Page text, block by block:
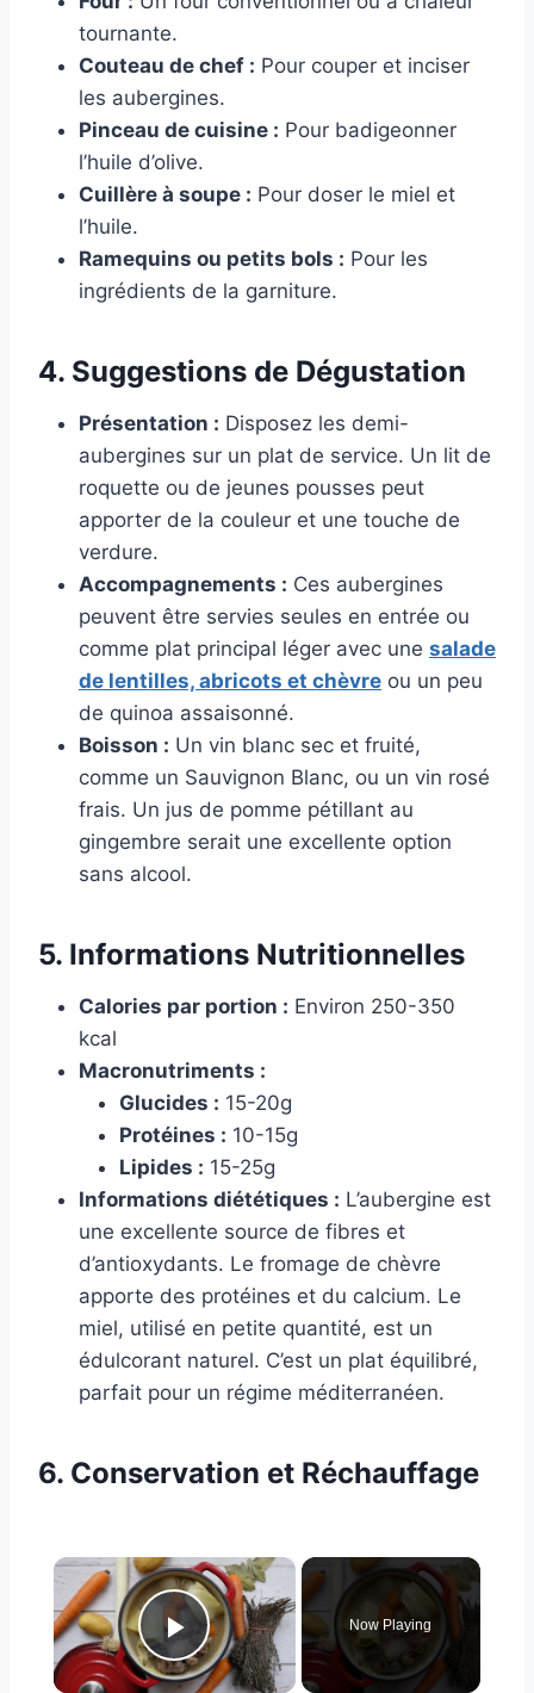
tournante.
Couteau de chef : Pour couper et inciser
les aubergines.
Pinceau de cuisine : Pour badigeonner
l’huile d’olive.
Cuillère à soupe : Pour doser le miel et
l’huile.
Ramequins ou petits bols : Pour les
ingrédients de la garniture.
4. Suggestions de Dégustation
Présentation : Disposez les demi-
aubergines sur un plat de service. Un lit de
roquette ou de jeunes pousses peut
apporter de la couleur et une touche de
verdure.
Accompagnements : Ces aubergines
peuvent être servies seules en entrée ou
comme plat principal léger avec une salade
de lentilles, abricots et chèvre ou un peu
de quinoa assaisonné.
Boisson : Un vin blanc sec et fruité,
comme un Sauvignon Blanc, ou un vin rosé
frais. Un jus de pomme pétillant au
gingembre serait une excellente option
sans alcool.
5. Informations Nutritionnelles
Calories par portion : Environ 250-350
kcal
Macronutriments :
Glucides : 15-20g
Protéines : 10-15g
Lipides : 15-25g
Informations diététiques : L’aubergine est
une excellente source de fibres et
d’antioxydants. Le fromage de chèvre
apporte des protéines et du calcium. Le
miel, utilisé en petite quantité, est un
édulcorant naturel. C’est un plat équilibré,
parfait pour un régime méditerranéen.
6. Conservation et Réchauffage
×
Play Video
Now Playing